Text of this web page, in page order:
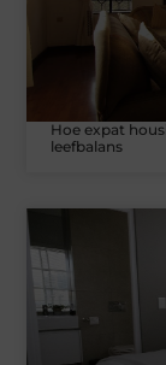
Hoe expat
leefbalans